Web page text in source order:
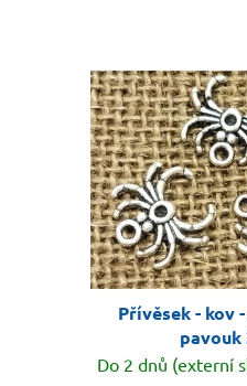
Přívěsek - kov
pavouk
Do 2 dnů (externí